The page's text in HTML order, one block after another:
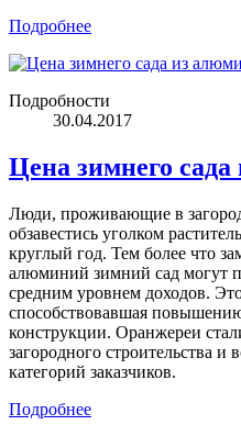
Подробнее
Подробности
30.04.2017
Цена зимнего
Люди, проживающие в
обзавестись уголком
круглый год. Тем более что
алюминий зимний сад могут
средним уровнем доходов.
способствовавшая
конструкции. Оранжереи
загородного строительства
категорий заказчиков.
Подробнее